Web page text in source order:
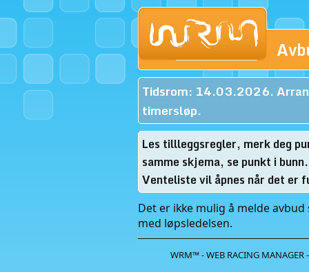
Tidsrom: 14.03.2026.
timersløp.
Les tillleggsregler, merk deg
samme skjema, se punkt i
Venteliste vil åpnes når det er
Det er ikke mulig å melde
med løpsledelsen.
WRM™ - WEB RACING MANAGER